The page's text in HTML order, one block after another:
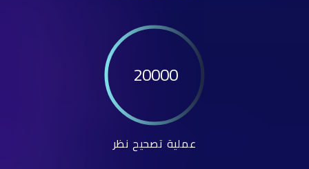
20000
عملية تصحيح نظر